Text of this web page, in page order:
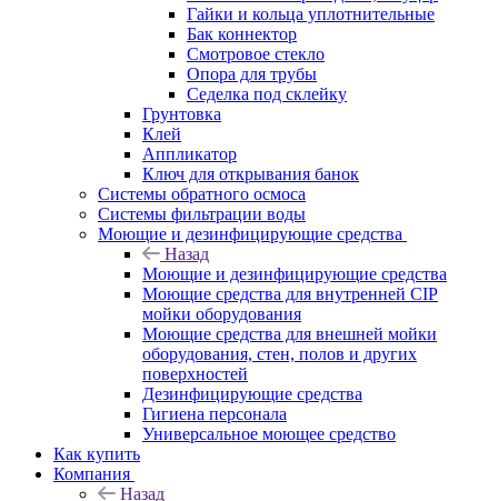
Гайки и кольца уплотнительные
Бак коннектор
Смотровое стекло
Опора для трубы
Седелка под склейку
Грунтовка
Клей
Аппликатор
Ключ для открывания банок
Системы обратного осмоса
Системы фильтрации воды
Моющие и дезинфицирующие средства
Назад
Моющие и дезинфицирующие средства
Моющие средства для внутренней CIP
мойки оборудования
Моющие средства для внешней мойки
оборудования, стен, полов и других
поверхностей
Дезинфицирующие средства
Гигиена персонала
Универсальное моющее средство
Как купить
Компания
Назад